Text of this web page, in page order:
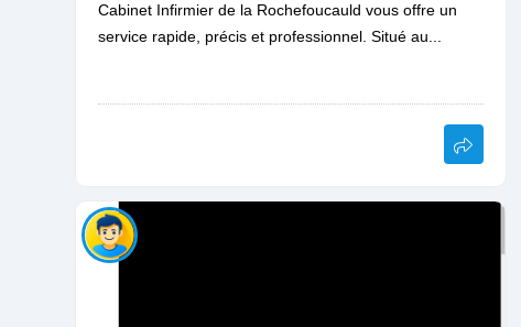
Cabinet Infirmier de la Rochefoucauld vous offre un
service rapide, précis et professionnel. Situé au...